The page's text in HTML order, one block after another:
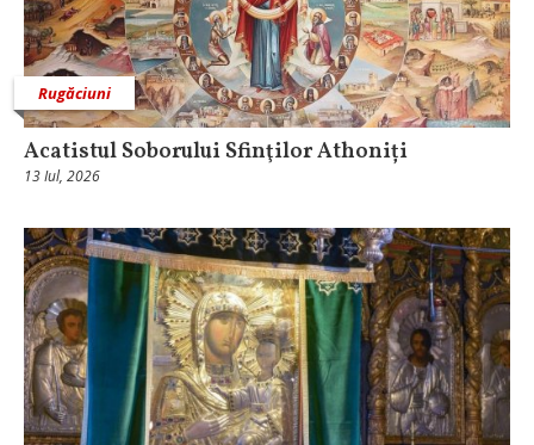
Rugăciuni
Acatistul Soborului Sfinţilor Athoniți
13 Iul, 2026